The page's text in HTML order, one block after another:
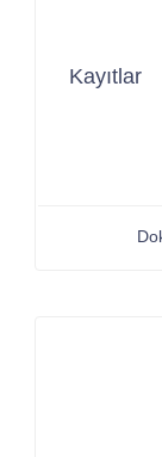
Kayıtlar